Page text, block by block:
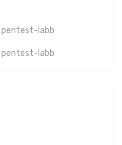
pentest-labb
pentest-labb